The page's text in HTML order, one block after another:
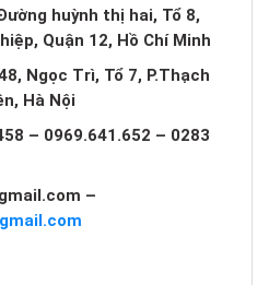
huỳnh thị hai, Tổ 8,
Quận 12, Hồ Chí Minh
Ngọc Trì, Tổ 7, P.Thạch
Hà Nội
– 0969.641.652 – 0283
–